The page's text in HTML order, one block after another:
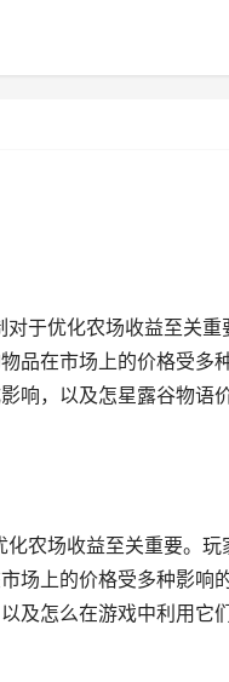
对于优化农场收益至关
品在市场上的价格受多
响，以及怎星露谷物语
化农场收益至关重要。
场上的价格受多种影响
及怎么在游戏中利用它